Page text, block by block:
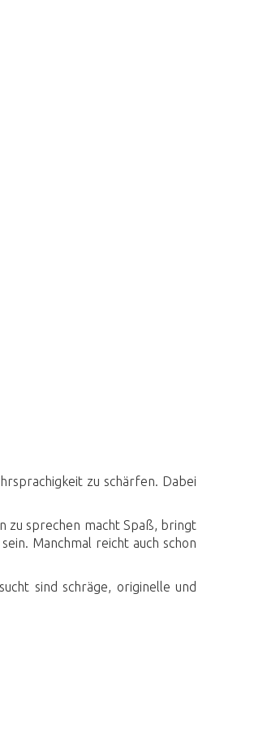
zu schärfen. Dabei
zu sprechen macht Spaß, bringt
Manchmal reicht auch schon
sind schräge, originelle und